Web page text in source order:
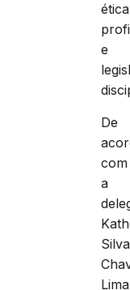
ética
e
De
com
a
Silva